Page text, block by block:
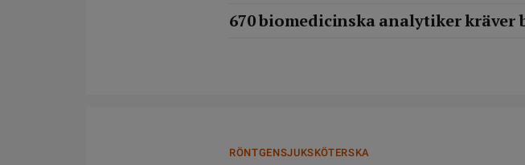
670 biomedicinska analytiker
RÖNTGENSJUKSKÖTERSKA